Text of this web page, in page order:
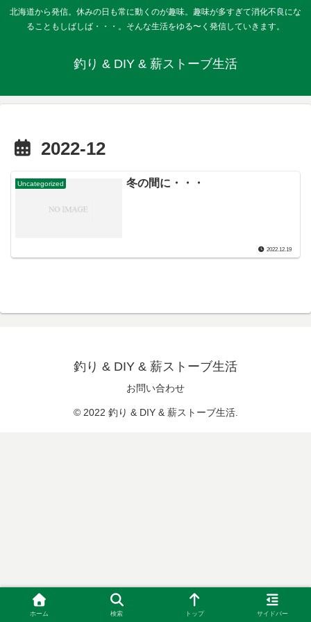
北海道から発信。休みの日も常に動くのが趣味。趣味が多すぎて消化不良にな
ることもしばしば・・・。そんな生活をゆる〜く発信していきます。
釣り & DIY & 薪ストーブ生活
2022-12
Uncategorized 冬の間に・・・
2022.12.19
釣り & DIY & 薪ストーブ生活
お問い合わせ
© 2022 釣り & DIY & 薪ストーブ生活.
ホーム 検索 トップ サイドバー